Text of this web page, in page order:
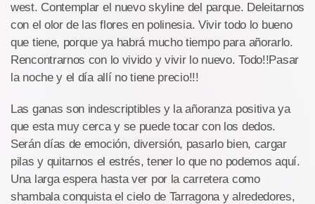
west. Contemplar el nuevo skyline del parque. Deleitarnos
con el olor de las flores en polinesia. Vivir todo lo bueno
que tiene, porque ya habrá mucho tiempo para añorarlo.
Rencontrarnos con lo vivido y vivir lo nuevo. Todo!!Pasar
la noche y el día allí no tiene precio!!!
Las ganas son indescriptibles y la añoranza positiva ya
que esta muy cerca y se puede tocar con los dedos.
Serán días de emoción, diversión, pasarlo bien, cargar
pilas y quitarnos el estrés, tener lo que no podemos aquí.
Una larga espera hasta ver por la carretera como
shambala conquista el cielo de Tarragona y alrededores,